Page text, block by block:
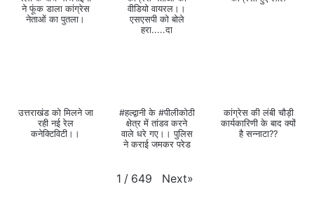
ने फूंक डाला कांग्रेस
नेताओं का पुतला।
वीडियो वायरल।।
एसएसपी को बोले
हरा.....दा
उत्तराखंड को मिलने जा
रही नई रेल
कनेक्टिविटी।।
#हल्द्वानी के #पीलीकोठी
क्षेत्र में तांडव करने
वाले धरे गए।। पुलिस
ने कराई जमकर परेड
कांग्रेस की लंबी चौड़ी
कार्यकारिणी के बाद क्यों
है सन्नाटा??
1 / 649 Next»